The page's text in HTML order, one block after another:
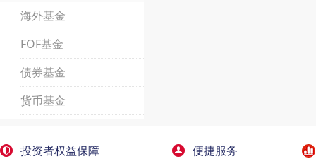
海外基金
FOF基金
债券基金
货币基金
投资者权益保障 便捷服务